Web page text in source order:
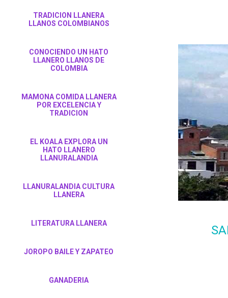
TRADICION LLANERA
LLANOS COLOMBIANOS
CONOCIENDO UN HATO
LLANERO LLANOS DE
COLOMBIA
MAMONA COMIDA LLANERA
POR EXCELENCIA Y
TRADICION
EL KOALA EXPLORA UN
HATO LLANERO
LLANURALANDIA
LLANURALANDIA CULTURA
LLANERA
LITERATURA LLANERA
JOROPO BAILE Y ZAPATEO
GANADERIA